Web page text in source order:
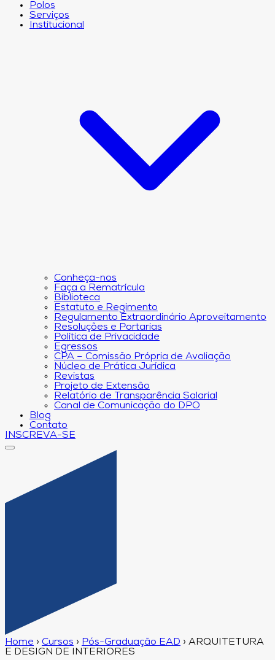
Polos
Serviços
Institucional
Conheça-nos
Faça a Rematrícula
Biblioteca
Estatuto e Regimento
Regulamento Extraordinário Aproveitamento
Resoluções e Portarias
Política de Privacidade
Egressos
CPA – Comissão Própria de Avaliação
Núcleo de Prática Jurídica
Revistas
Projeto de Extensão
Relatório de Transparência Salarial
Canal de Comunicação do DPO
Blog
Contato
INSCREVA-SE
Home › Cursos › Pós-Graduação EAD › ARQUITETURA
E DESIGN DE INTERIORES